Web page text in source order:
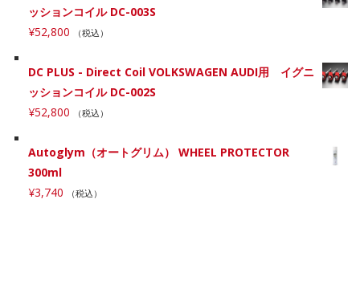
ッションコイル DC-003S
¥52,800 （税込）
DC PLUS - Direct Coil VOLKSWAGEN AUDI用 イグニ
ッションコイル DC-002S
¥52,800 （税込）
Autoglym（オートグリム） WHEEL PROTECTOR
300ml
¥3,740 （税込）